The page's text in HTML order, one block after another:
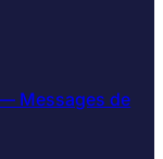
Messages de